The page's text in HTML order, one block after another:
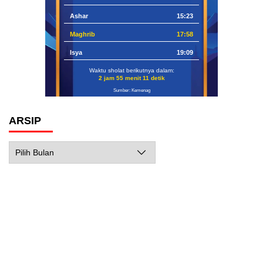
Ashar 15:23
Maghrib 17:58
Isya 19:09
Waktu sholat berikutnya dalam:
2 jam 55 menit 10 detik
Sumber: Kemenag
ARSIP